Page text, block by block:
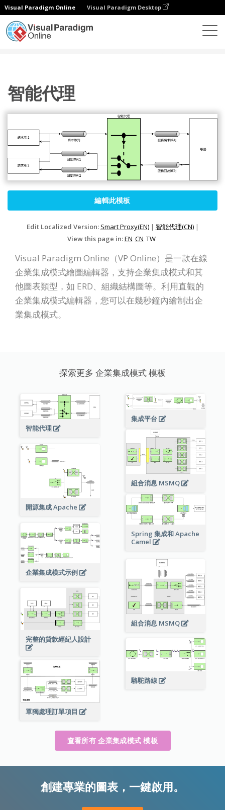
Visual Paradigm Online Visual Paradigm Desktop
智能代理
編輯此模板
Edit Localized Version: Smart Proxy(EN)| 智能代理(CN)|
View this page in:EN CN TW
Visual Paradigm Online（VP Online）是一款在線
企業集成模式繪圖編輯器，支持企業集成模式和其
他圖表類型，如 ERD、組織結構圖等。利用直觀的
企業集成模式編輯器，您可以在幾秒鐘內繪制出企
業集成模式。
探索更多 企業集成模式 模板
智能代理
集成平台
組合消息 MSMQ
開源集成 Apache
Spring 集成和 Apache
Camel
企業集成模式示例
組合消息 MSMQ
完整的貸款經紀人設計
駱駝路線
單獨處理訂單項目
查看所有 企業集成模式 模板
創建專業的圖表，一鍵啟用。